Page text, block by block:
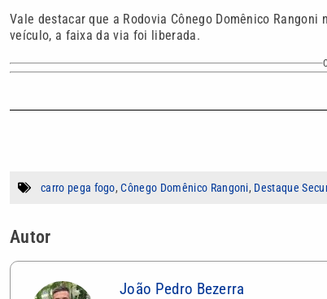
Vale destacar que a Rodovia Cônego Domênico
veículo, a faixa da via foi liberada.
carro pega fogo,Cônego Domênico Rangoni, Destaque
Autor
João Pedro Bezerra